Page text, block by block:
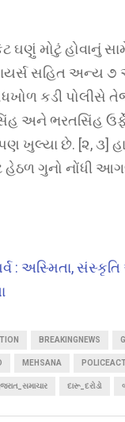
મોટું હોવાનું
સહિત અન્ય
કડી પોલીસે
અને ભરતસિંહ ઉર્ફે
ખુલ્યા છે. [૨, ૩]
હેઠળ ગુનો નોંધી
: અસ્મિતા,
BREAKINGNEWS
MEHSANA
દારૂ_દરોડો